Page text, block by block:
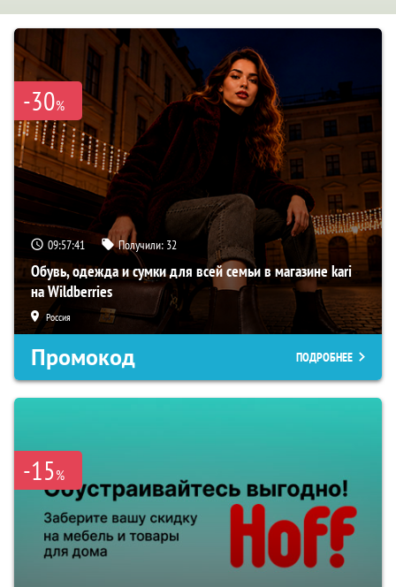
-30%
09:57:40 Получили: 32
Обувь, одежда и сумки для всей семьи в магазине kari
на Wildberries
Россия
Промокод ПОДРОБНЕЕ
-15%